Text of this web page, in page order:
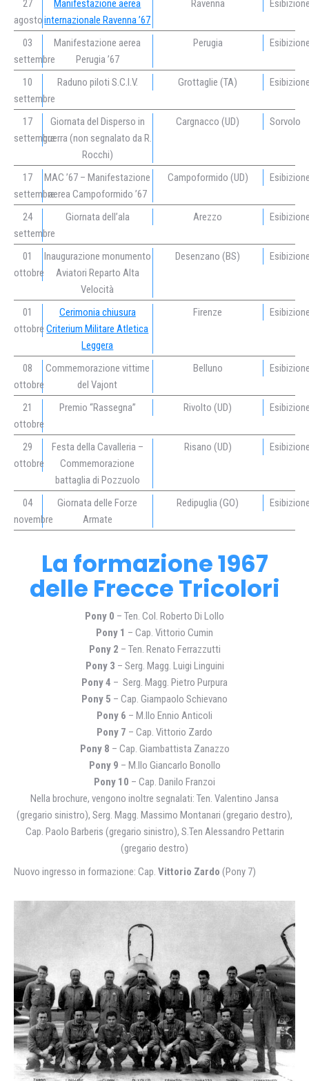
27
agosto
Manifestazione aerea
internazionale Ravenna ’67
Ravenna
03
settembre
Manifestazione aerea
Perugia ’67
Perugia
10
settembre
Raduno piloti S.C.I.V. Grottaglie (TA)
17
settembre
Giornata del Disperso in
guerra (non segnalato da R.
Rocchi)
Cargnacco (UD) Sorvolo
17
settembre
MAC ’67 – Manifestazione
aerea Campoformido ’67
Campoformido (UD)
24
settembre
Giornata dell’ala Arezzo
01
ottobre
Inaugurazione monumento
Aviatori Reparto Alta
Velocità
Desenzano (BS)
01
ottobre
Cerimonia chiusura
Criterium Militare Atletica
Leggera
Firenze
08
ottobre
Commemorazione vittime
del Vajont
Belluno
21
ottobre
Premio “Rassegna” Rivolto (UD)
29
ottobre
Festa della Cavalleria –
Commemorazione
battaglia di Pozzuolo
Risano (UD)
04
novembre
Giornata delle Forze
Armate
Redipuglia (GO)
La formazione 1967
delle Frecce Tricolori
Pony 0 – Ten. Col. Roberto Di Lollo
Pony 1 – Cap. Vittorio Cumin
Pony 2 – Ten. Renato Ferrazzutti
Pony 3 – Serg. Magg. Luigi Linguini
Pony 4 – Serg. Magg. Pietro Purpura
Pony 5 – Cap. Giampaolo Schievano
Pony 6 – M.llo Ennio Anticoli
Pony 7 – Cap. Vittorio Zardo
Pony 8 – Cap. Giambattista Zanazzo
Pony 9 – M.llo Giancarlo Bonollo
Pony 10 – Cap. Danilo Franzoi
Nella brochure, vengono inoltre segnalati: Ten. Valentino Jansa
(gregario sinistro), Serg. Magg. Massimo Montanari (gregario destro),
Cap. Paolo Barberis (gregario sinistro), S.Ten Alessandro Pettarin
(gregario destro)
Nuovo ingresso in formazione: Cap. Vittorio Zardo (Pony 7)